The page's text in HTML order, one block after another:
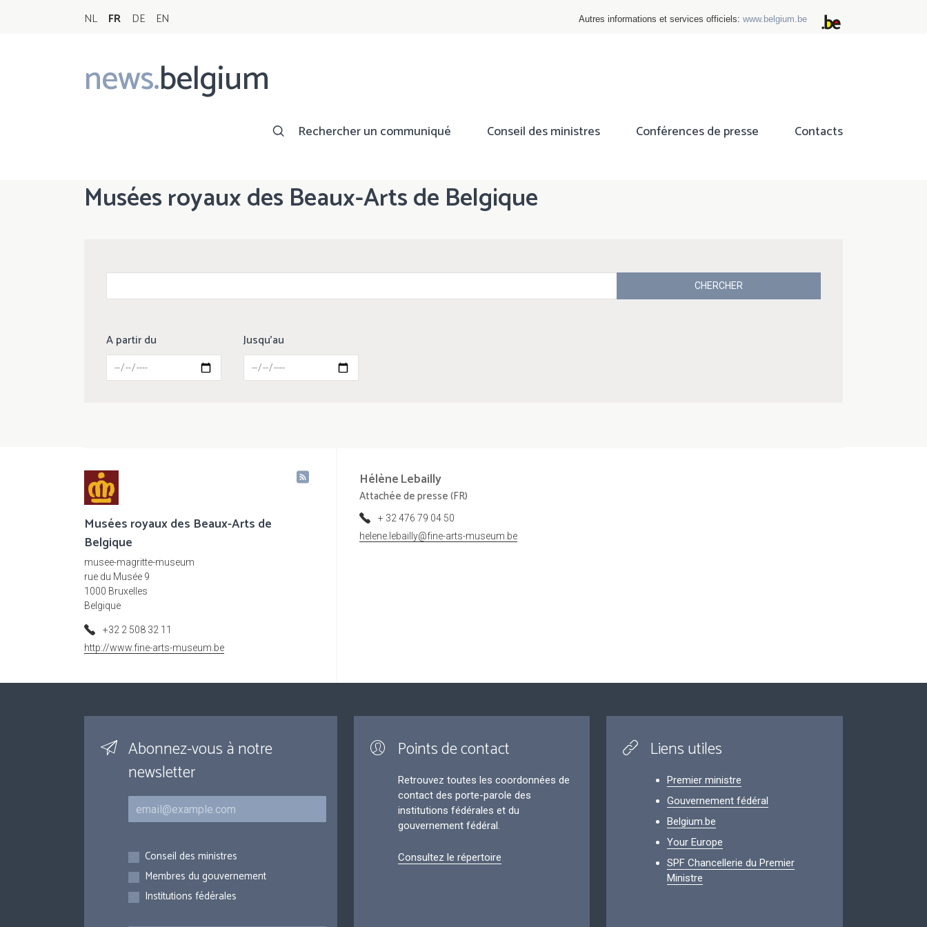
NL FR DE EN Autres informations et services officiels: www.belgium.be
news.belgium
Main
navigation
Rechercher un communiqué Conseil des ministres Conférences de presse Contacts
Musées royaux des Beaux-Arts de Belgique
A partir du Jusqu'au
Musées royaux des Beaux-Arts de
Belgique
musee-magritte-museum
rue du Musée 9
1000 Bruxelles
Belgique
+32 2 508 32 11
http://www.fine-arts-museum.be
HélèneLebailly
Attachée de presse (FR)
+ 32 476 79 04 50
helene.lebailly@fine-arts-museum.be
Abonnez-vous à notre
newsletter
Courriel
Inscriptions
Conseil des ministres
Membres du gouvernement
Institutions fédérales
Points de contact
Retrouvez toutes les coordonnées de
contact des porte-parole des
institutions fédérales et du
gouvernement fédéral.
Consultez le répertoire
Liens utiles
Premier ministre
Gouvernement fédéral
Belgium.be
Your Europe
SPF Chancellerie du Premier
Ministre